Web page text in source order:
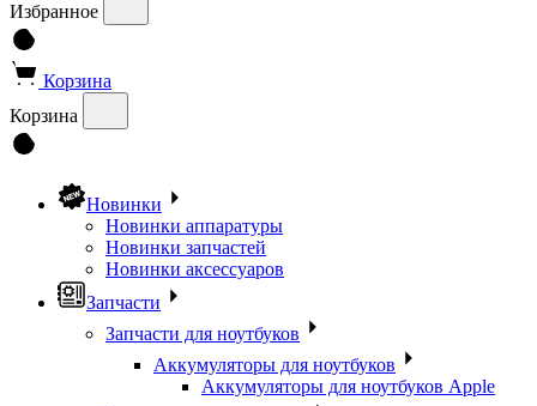
Избранное
Корзина
Корзина
Новинки
Новинки аппаратуры
Новинки запчастей
Новинки аксессуаров
Запчасти
Запчасти для ноутбуков
Аккумуляторы для ноутбуков
Аккумуляторы для ноутбуков Apple